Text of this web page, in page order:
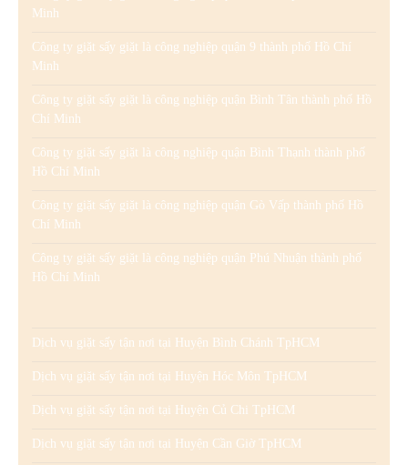
Minh
Công ty giặt sấy giặt là công nghiệp quận 9 thành phố Hồ Chí
Minh
Công ty giặt sấy giặt là công nghiệp quận Bình Tân thành phố Hồ
Chí Minh
Công ty giặt sấy giặt là công nghiệp quận Bình Thạnh thành phố
Hồ Chí Minh
Công ty giặt sấy giặt là công nghiệp quận Gò Vấp thành phố Hồ
Chí Minh
Công ty giặt sấy giặt là công nghiệp quận Phú Nhuận thành phố
Hồ Chí Minh
Dịch vụ giặt sấy tận nơi tại Huyện Bình Chánh TpHCM
Dịch vụ giặt sấy tận nơi tại Huyện Hóc Môn TpHCM
Dịch vụ giặt sấy tận nơi tại Huyện Củ Chi TpHCM
Dịch vụ giặt sấy tận nơi tại Huyện Cần Giờ TpHCM